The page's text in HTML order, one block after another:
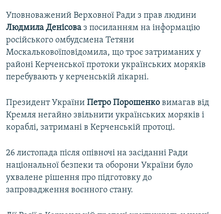
Уповноважений Верховної Ради з прав людини
Людмила Денісова з посиланням на інформацію
російського омбудсмена Тетяни
Москальковоїповідомила, що троє затриманих у
районі Керченської протоки українських моряків
перебувають у керченській лікарні.
Президент України Петро Порошенко вимагав від
Кремля негайно звільнити українських моряків і
кораблі, затримані в Керченській протоці.
26 листопада після опівночі на засіданні Ради
національної безпеки та оборони України було
ухвалене рішення про підготовку до
запровадження воєнного стану.